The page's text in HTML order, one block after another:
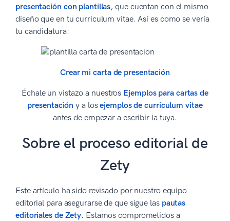
presentación con plantillas, que cuentan con el mismo
diseño que en tu curriculum vitae. Así es como se vería
tu candidatura:
Crear mi carta de presentación
Échale un vistazo a nuestros Ejemplos para cartas de
presentación y a losejemplos de curriculum vitae
antes de empezar a escribir la tuya.
Sobre el proceso editorial de
Zety
Este artículo ha sido revisado por nuestro equipo
editorial para asegurarse de que sigue las pautas
editoriales de Zety. Estamos comprometidos a